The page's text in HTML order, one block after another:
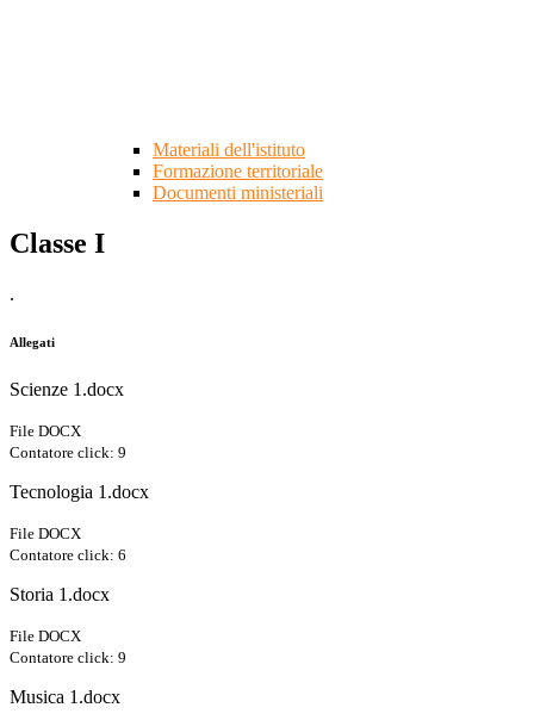
Materiali dell'istituto
Formazione territoriale
Documenti ministeriali
Classe I
.
Allegati
Scienze 1.docx
File DOCX
Contatore click: 9
Tecnologia 1.docx
File DOCX
Contatore click: 6
Storia 1.docx
File DOCX
Contatore click: 9
Musica 1.docx